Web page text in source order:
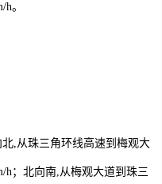
。
,从珠三角环线高速到梅观大
h；北向南,从梅观大道到珠三